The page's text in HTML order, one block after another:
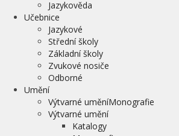
Jazykověda
Učebnice
Jazykové
Střední školy
Základní školy
Zvukové nosiče
Odborné
Umění
Výtvarné uměníMonografie
Výtvarné umění
Katalogy